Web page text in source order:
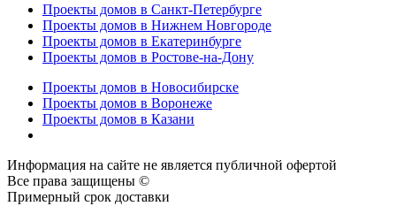
Проекты домов в Санкт-Петербурге
Проекты домов в Нижнем Новгороде
Проекты домов в Екатеринбурге
Проекты домов в Ростове-на-Дону
Проекты домов в Новосибирске
Проекты домов в Воронеже
Проекты домов в Казани
Информация на сайте не является публичной офертой
Все права защищены ©
Примерный срок доставки